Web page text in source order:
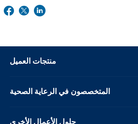
منتجات العميل
المتخصصون في الرعاية الصحية
حلول الأعمال الأخرى